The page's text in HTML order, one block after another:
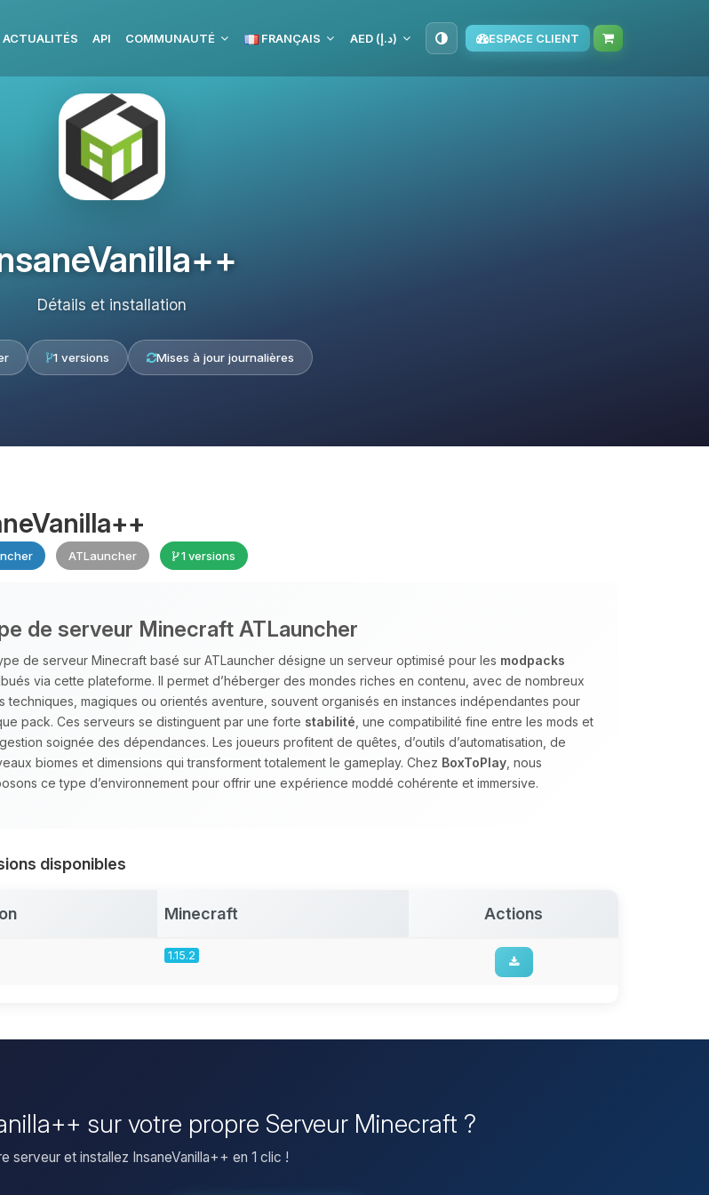
ACTUALITÉS API COMMUNAUTÉ FRANÇAIS AED (د.إ) ESPACE CLIENT
Détails et installation
1 versions Mises à jour journalières
ATLauncher 1 versions
de serveur Minecraft ATLauncher
de serveur Minecraft basé sur ATLauncher désigne un serveur optimisé pour les modpacks
via cette plateforme. Il permet d’héberger des mondes riches en contenu, avec de nombreux
techniques, magiques ou orientés aventure, souvent organisés en instances indépendantes pour
pack. Ces serveurs se distinguent par une forte stabilité , une compatibilité fine entre les mods et
soignée des dépendances. Les joueurs profitent de quêtes, d’outils d’automatisation, de
biomes et dimensions qui transforment totalement le gameplay. Chez BoxToPlay , nous
ce type d’environnement pour offrir une expérience moddé cohérente et immersive.
disponibles
Minecraft Actions
1.15.2
sur votre propre Serveur Minecraft ?
serveur et installez InsaneVanilla++ en 1 clic !